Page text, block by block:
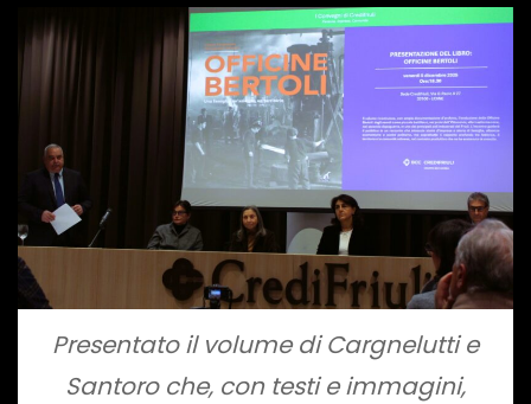
Presentato il volume di Cargnelutti e
Santoro che, con testi e immagini,